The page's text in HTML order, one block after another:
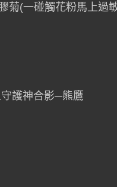
菊(一碰觸花粉馬上過
護神合影─熊鷹